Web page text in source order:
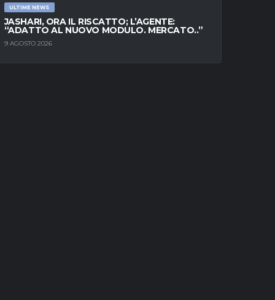
ULTIME NEWS
JASHARI, ORA IL RISCATTO; L’AGENTE:
“ADATTO AL NUOVO MODULO. MERCATO..”
9 AGOSTO 2026